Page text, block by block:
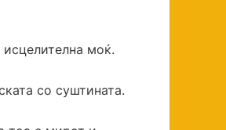
моќ.
со суштината.